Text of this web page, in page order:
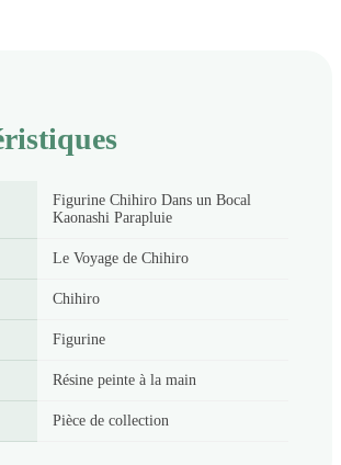
Figurine Chihiro Dans un Bocal
Kaonashi Parapluie
Le Voyage de Chihiro
Chihiro
Figurine
Résine peinte à la main
Pièce de collection